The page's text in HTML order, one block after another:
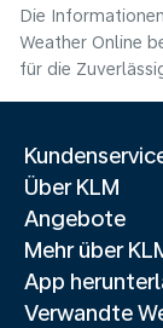
Die
Weather Online
für die
Über KLM
Angebote
Mehr über
App
Verwandte